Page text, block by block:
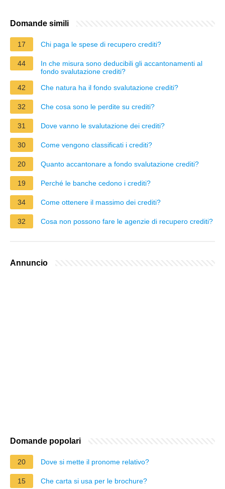
Domande simili
17 Chi paga le spese di recupero crediti?
44
In che misura sono deducibili gli accantonamenti al
fondo svalutazione crediti?
42
Che natura ha il fondo svalutazione crediti?
32 Che cosa sono le perdite su crediti?
31 Dove vanno le svalutazione dei crediti?
30 Come vengono classificati i crediti?
20 Quanto accantonare a fondo svalutazione crediti?
19 Perché le banche cedono i crediti?
34 Come ottenere il massimo dei crediti?
32 Cosa non possono fare le agenzie di recupero crediti?
Annuncio
Domande popolari
20 Dove si mette il pronome relativo?
15 Che carta si usa per le brochure?